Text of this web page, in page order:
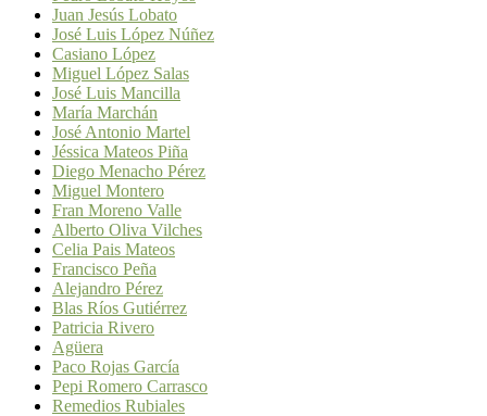
Juan Jesús Lobato
José Luis López Núñez
Casiano López
Miguel López Salas
José Luis Mancilla
María Marchán
José Antonio Martel
Jéssica Mateos Piña
Diego Menacho Pérez
Miguel Montero
Fran Moreno Valle
Alberto Oliva Vilches
Celia Pais Mateos
Francisco Peña
Alejandro Pérez
Blas Ríos Gutiérrez
Patricia Rivero
Agüera
Paco Rojas García
Pepi Romero Carrasco
Remedios Rubiales